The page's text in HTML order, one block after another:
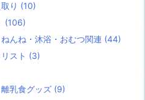
り (10)
(106)
んね・沐浴・おむつ関連 (44)
スト (3)
離乳食グッズ (9)